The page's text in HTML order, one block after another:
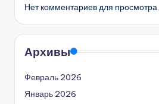
Нет комментариев для просмотра.
Архивы
Февраль 2026
Январь 2026